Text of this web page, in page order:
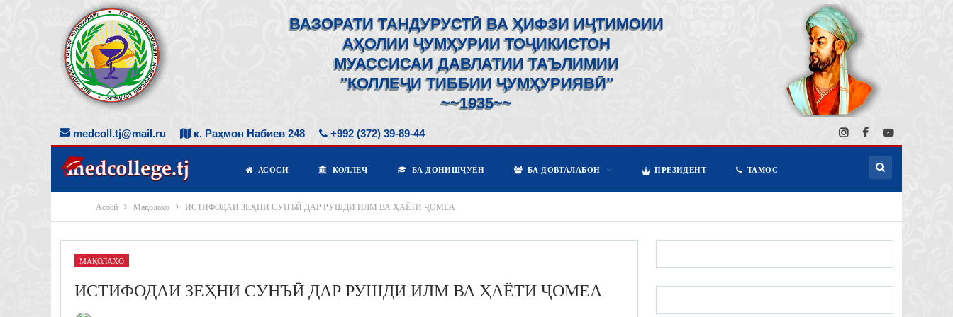
ВАЗОРАТИ ТАНДУРУСТӢ ВА ҲИФЗИ ИҶТИМОИИ
АҲОЛИИ ҶУМҲУРИИ ТОҶИКИСТОН
МУАССИСАИ ДАВЛАТИИ ТАЪЛИМИИ
"КОЛЛЕҶИ ТИББИИ ҶУМҲУРИЯВӢ"
~~1935~~
medcoll.tj@mail.ru к. Раҳмон Набиев 248 +992 (372) 39-89-44
АСОСӢ КОЛЛЕҶ БА ДОНИШҶӮЁН БА ДОВТАЛАБОН ПРЕЗИДЕНТ ТАМОС
Асосӣ Мақолаҳо ИСТИФОДАИ ЗЕҲНИ СУНЪӢ ДАР РУШДИ ИЛМ ВА ҲАЁТИ ҶОМЕА
МАҚОЛАҲО
ИСТИФОДАИ ЗЕҲНИ СУНЪӢ ДАР РУШДИ ИЛМ ВА ҲАЁТИ ҶОМЕА